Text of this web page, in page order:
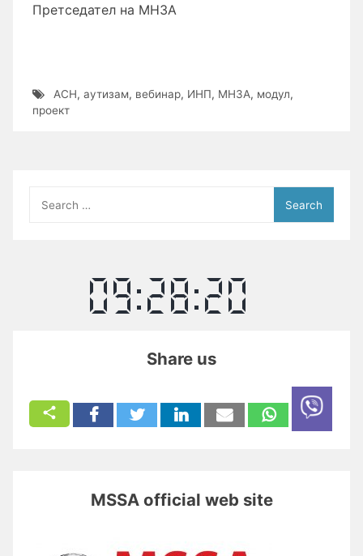
Претседател на МНЗА
АСН, аутизам, вебинар, ИНП, МНЗА, модул,
проект
for:
Share us
MSSA official web site